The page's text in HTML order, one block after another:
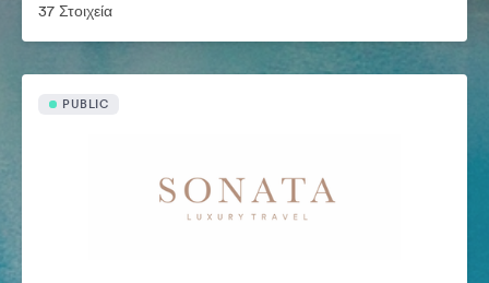
37 Στοιχεία
PUBLIC